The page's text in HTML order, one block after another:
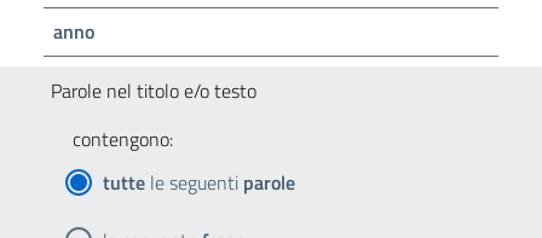
anno
Parole nel titolo e/o testo
contengono:
tutte le seguenti parole